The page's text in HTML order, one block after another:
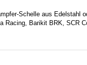
Schelle aus Edelstahl
Racing, Barikit BRK, SCR